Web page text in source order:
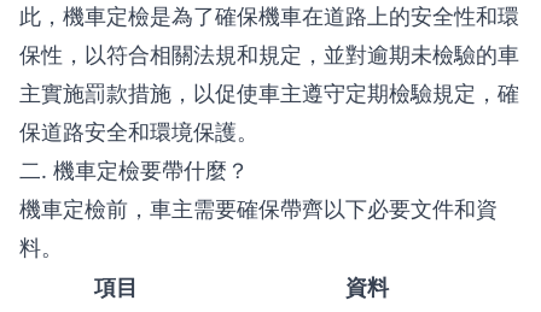
此，機車定檢是為了確保機車在道路上的安全性和環
保性，以符合相關法規和規定，並對逾期未檢驗的車
主實施罰款措施，以促使車主遵守定期檢驗規定，確
保道路安全和環境保護。
二. 機車定檢要帶什麼？
機車定檢前，車主需要確保帶齊以下必要文件和資
料。
項目
資料